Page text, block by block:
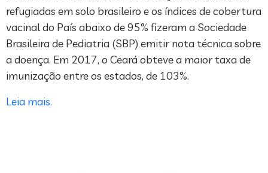
refugiadas em solo brasileiro e os índices de cobertura
vacinal do País abaixo de 95% fizeram a Sociedade
Brasileira de Pediatria (SBP) emitir nota técnica sobre
a doença. Em 2017, o Ceará obteve a maior taxa de
imunização entre os estados, de 103%.
Leia mais.